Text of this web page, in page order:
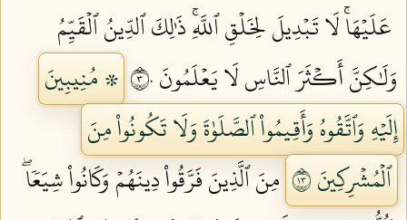
عَلَيۡهَاۚ لَا تَبۡدِيلَ لِخَلۡقِ ٱللَّهِۚ ذَٰلِكَ ٱلدِّينُ ٱلۡقَيِّمُ
وَلَٰكِنَّ أَكۡثَرَ ٱلنَّاسِ لَا يَعۡلَمُونَ ٣٠
۞ مُنِيبِينَ
إِلَيۡهِ وَٱتَّقُوهُ وَأَقِيمُواْ ٱلصَّلَوٰةَ وَلَا تَكُونُواْ مِنَ
ٱلۡمُشۡرِكِينَ ٣١
مِنَ ٱلَّذِينَ فَرَّقُواْ دِينَهُمۡ وَكَانُواْ شِيَعٗاۖ